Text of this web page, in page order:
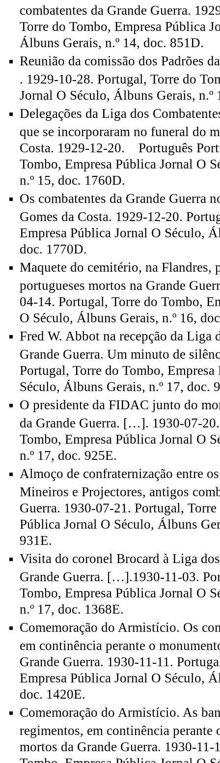
combatentes da Grande Guerra.
Torre do Tombo, Empresa Pública
Álbuns Gerais, n.º 14, doc. 851D.
Reunião da comissão dos Padrões
. 1929-10-28. Portugal, Torre do
Jornal O Século, Álbuns Gerais, n.º
Delegações da Liga dos
que se incorporaram no funeral do
Costa. 1929-12-20. Português
Tombo, Empresa Pública Jornal O
n.º 15, doc. 1760D.
Os combatentes da Grande Guerra
Gomes da Costa. 1929-12-20.
Empresa Pública Jornal O Século,
doc. 1770D.
Maquete do cemitério, na Flandres,
portugueses mortos na Grande
04-14. Portugal, Torre do Tombo,
O Século, Álbuns Gerais, n.º 16,
Fred W. Abbot na recepção da Liga
Grande Guerra. Um minuto de
Portugal, Torre do Tombo,
Século, Álbuns Gerais, n.º 17, doc.
O presidente da FIDAC junto do
da Grande Guerra. […]. 1930-07-
Tombo, Empresa Pública Jornal O
n.º 17, doc. 925E.
Almoço de confraternização entre
Mineiros e Projectores, antigos
Guerra. 1930-07-21. Portugal,
Pública Jornal O Século, Álbuns
931E.
Visita do coronel Brocard à Liga
Grande Guerra. […].1930-11-03.
Tombo, Empresa Pública Jornal O
n.º 17, doc. 1368E.
Comemoração do Armistício. Os
em continência perante o
Grande Guerra. 1930-11-11.
Empresa Pública Jornal O Século,
doc. 1420E.
Comemoração do Armistício. As
regimentos, em continência perante
mortos da Grande Guerra. 1930-11-